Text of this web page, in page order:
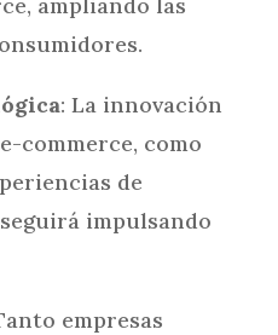
: La innovación
commerce, como
de
impulsando
empresas